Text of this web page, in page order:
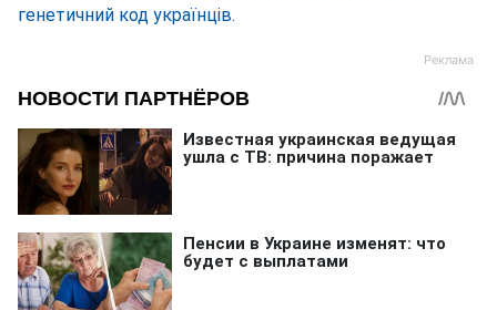
генетичний код українців.